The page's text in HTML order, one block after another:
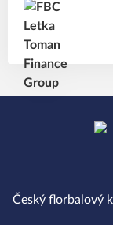
Český florbalový